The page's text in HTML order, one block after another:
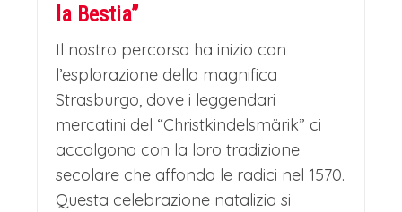
bella.
CENA E PERNOTTAMENTO IN
HOTEL
Nel tardo pomeriggio rientro in hotel
per cena e pernottamento.
Mercatini di Natale in Alsazia – La Bella e
La Bestia: Giorno 3
la Bestia”
Il nostro percorso ha inizio con
l’esplorazione della magnifica
Strasburgo, dove i leggendari
mercatini del “Christkindelsmärik” ci
accolgono con la loro tradizione
secolare che affonda le radici nel 1570.
Questa celebrazione natalizia si